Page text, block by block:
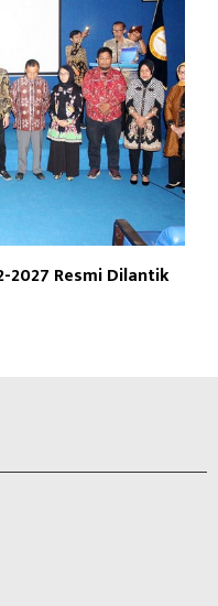
2027 Resmi Dilantik